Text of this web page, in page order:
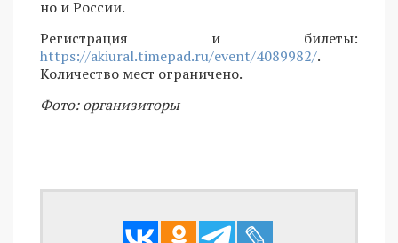
но и России.
Регистрация и билеты:
https://akiural.timepad.ru/event/4089982/.
Количество мест ограничено.
Фото: организиторы